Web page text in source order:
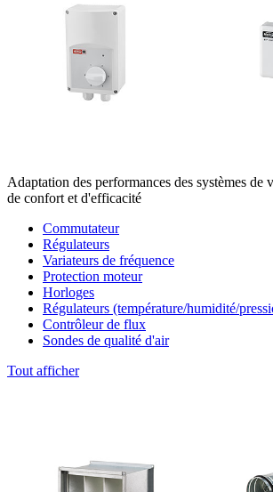
Adaptation des performances des systèmes de
de confort et d'efficacité
Commutateur
Régulateurs
Variateurs de fréquence
Protection moteur
Horloges
Régulateurs (température/humidité/
Contrôleur de flux
Sondes de qualité d'air
Tout afficher